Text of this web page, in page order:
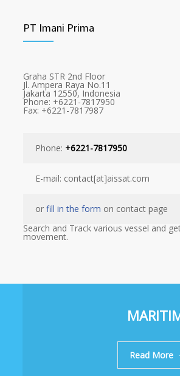
PT Imani Prima
Graha STR 2nd Floor
Jl. Ampera Raya No.11
Jakarta 12550, Indonesia
Phone: +6221-7817950
Fax: +6221-7817987
Phone: +6221-7817950
E-mail: contact[at]aissat.com
or fill in the form on contact page
Search and Track various vessel and
movement.
Read More